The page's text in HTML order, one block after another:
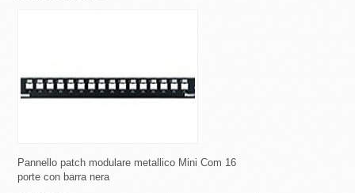
Pannello patch modulare metallico Mini Com 16
porte con barra nera